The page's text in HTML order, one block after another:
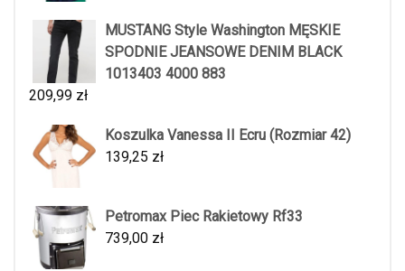
MUSTANG Style Washington MĘSKIE
SPODNIE JEANSOWE DENIM BLACK
1013403 4000 883
209,99 zł
Koszulka Vanessa II Ecru (Rozmiar 42)
139,25 zł
Petromax Piec Rakietowy Rf33
739,00 zł